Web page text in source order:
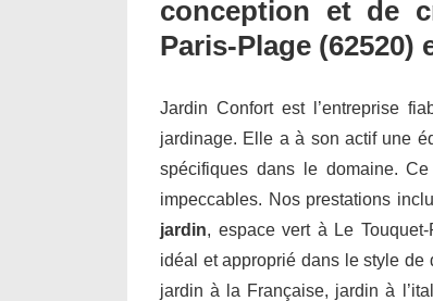
conception et de
Paris-Plage (62520)
Jardin Confort est l’entreprise
jardinage. Elle a à son actif une
spécifiques dans le domaine.
impeccables. Nos prestations
jardin, espace vert à Le
idéal et approprié dans le style de
jardin à la Française, jardin à